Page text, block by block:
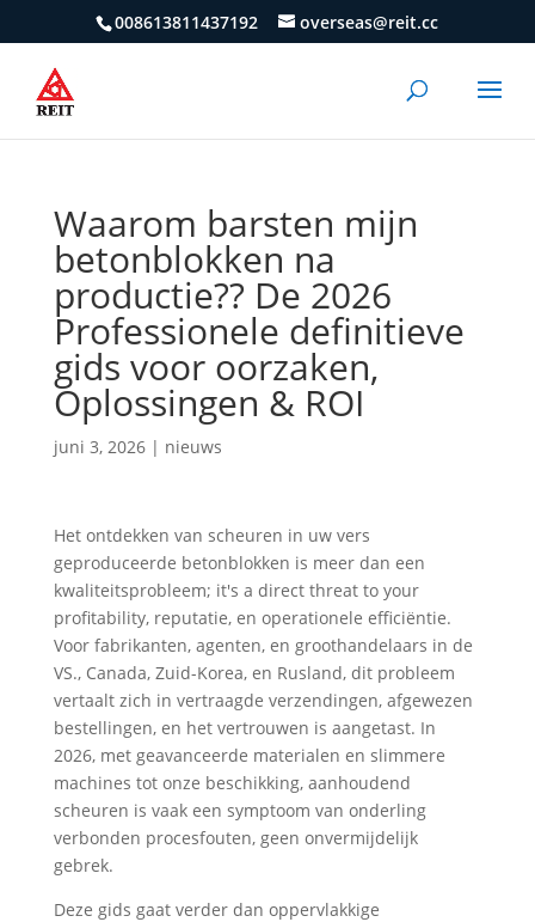
008613811437192 overseas@reit.cc
Waarom barsten mijn
betonblokken na
productie?? De 2026
Professionele definitieve
gids voor oorzaken,
Oplossingen & ROI
juni 3, 2026| nieuws
Het ontdekken van scheuren in uw vers
geproduceerde betonblokken is meer dan een
kwaliteitsprobleem; it's a direct threat to your
profitability, reputatie, en operationele efficiëntie.
Voor fabrikanten, agenten, en groothandelaars in de
VS., Canada, Zuid-Korea, en Rusland, dit probleem
vertaalt zich in vertraagde verzendingen, afgewezen
bestellingen, en het vertrouwen is aangetast. In
2026, met geavanceerde materialen en slimmere
machines tot onze beschikking, aanhoudend
scheuren is vaak een symptoom van onderling
verbonden procesfouten, geen onvermijdelijk
gebrek.
Deze gids gaat verder dan oppervlakkige